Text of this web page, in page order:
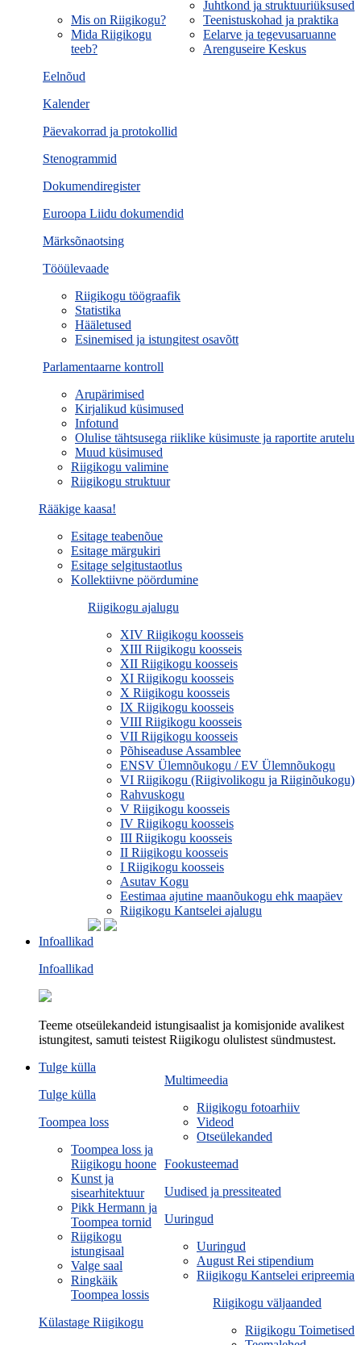
Juhtkond ja struktuuriüksused
Teenistuskohad ja praktika
Eelarve ja tegevusaruanne
Arenguseire Keskus
Eelnõud
Kalender
Päevakorrad ja protokollid
Stenogrammid
Dokumendiregister
Euroopa Liidu dokumendid
Märksõnaotsing
Tööülevaade
Riigikogu töögraafik
Statistika
Hääletused
Esinemised ja istungitest osavõtt
Parlamentaarne kontroll
Arupärimised
Kirjalikud küsimused
Infotund
Olulise tähtsusega riiklike küsimuste ja raportite arutelu
Muud küsimused
Mis on Riigikogu?
Mida Riigikogu
teeb?
Riigikogu valimine
Riigikogu struktuur
Rääkige kaasa!
Esitage teabenõue
Esitage märgukiri
Esitage selgitustaotlus
Kollektiivne pöördumine
Riigikogu ajalugu
XIV Riigikogu koosseis
XIII Riigikogu koosseis
XII Riigikogu koosseis
XI Riigikogu koosseis
X Riigikogu koosseis
IX Riigikogu koosseis
VIII Riigikogu koosseis
VII Riigikogu koosseis
Põhiseaduse Assamblee
ENSV Ülemnõukogu / EV Ülemnõukogu
VI Riigikogu (Riigivolikogu ja Riiginõukogu)
Rahvuskogu
V Riigikogu koosseis
IV Riigikogu koosseis
III Riigikogu koosseis
II Riigikogu koosseis
I Riigikogu koosseis
Asutav Kogu
Eestimaa ajutine maanõukogu ehk maapäev
Riigikogu Kantselei ajalugu
Infoallikad
Infoallikad
Teeme otseülekandeid istungisaalist ja komisjonide avalikest
istungitest, samuti teistest Riigikogu olulistest sündmustest.
Multimeedia
Riigikogu fotoarhiiv
Videod
Otseülekanded
Fookusteemad
Uudised ja pressiteated
Uuringud
Uuringud
August Rei stipendium
Riigikogu Kantselei eripreemia
Riigikogu väljaanded
Riigikogu Toimetised
Tulge külla
Tulge külla
Toompea loss
Toompea loss ja
Riigikogu hoone
Kunst ja
sisearhitektuur
Pikk Hermann ja
Toompea tornid
Riigikogu
istungisaal
Valge saal
Ringkäik
Toompea lossis
Külastage Riigikogu